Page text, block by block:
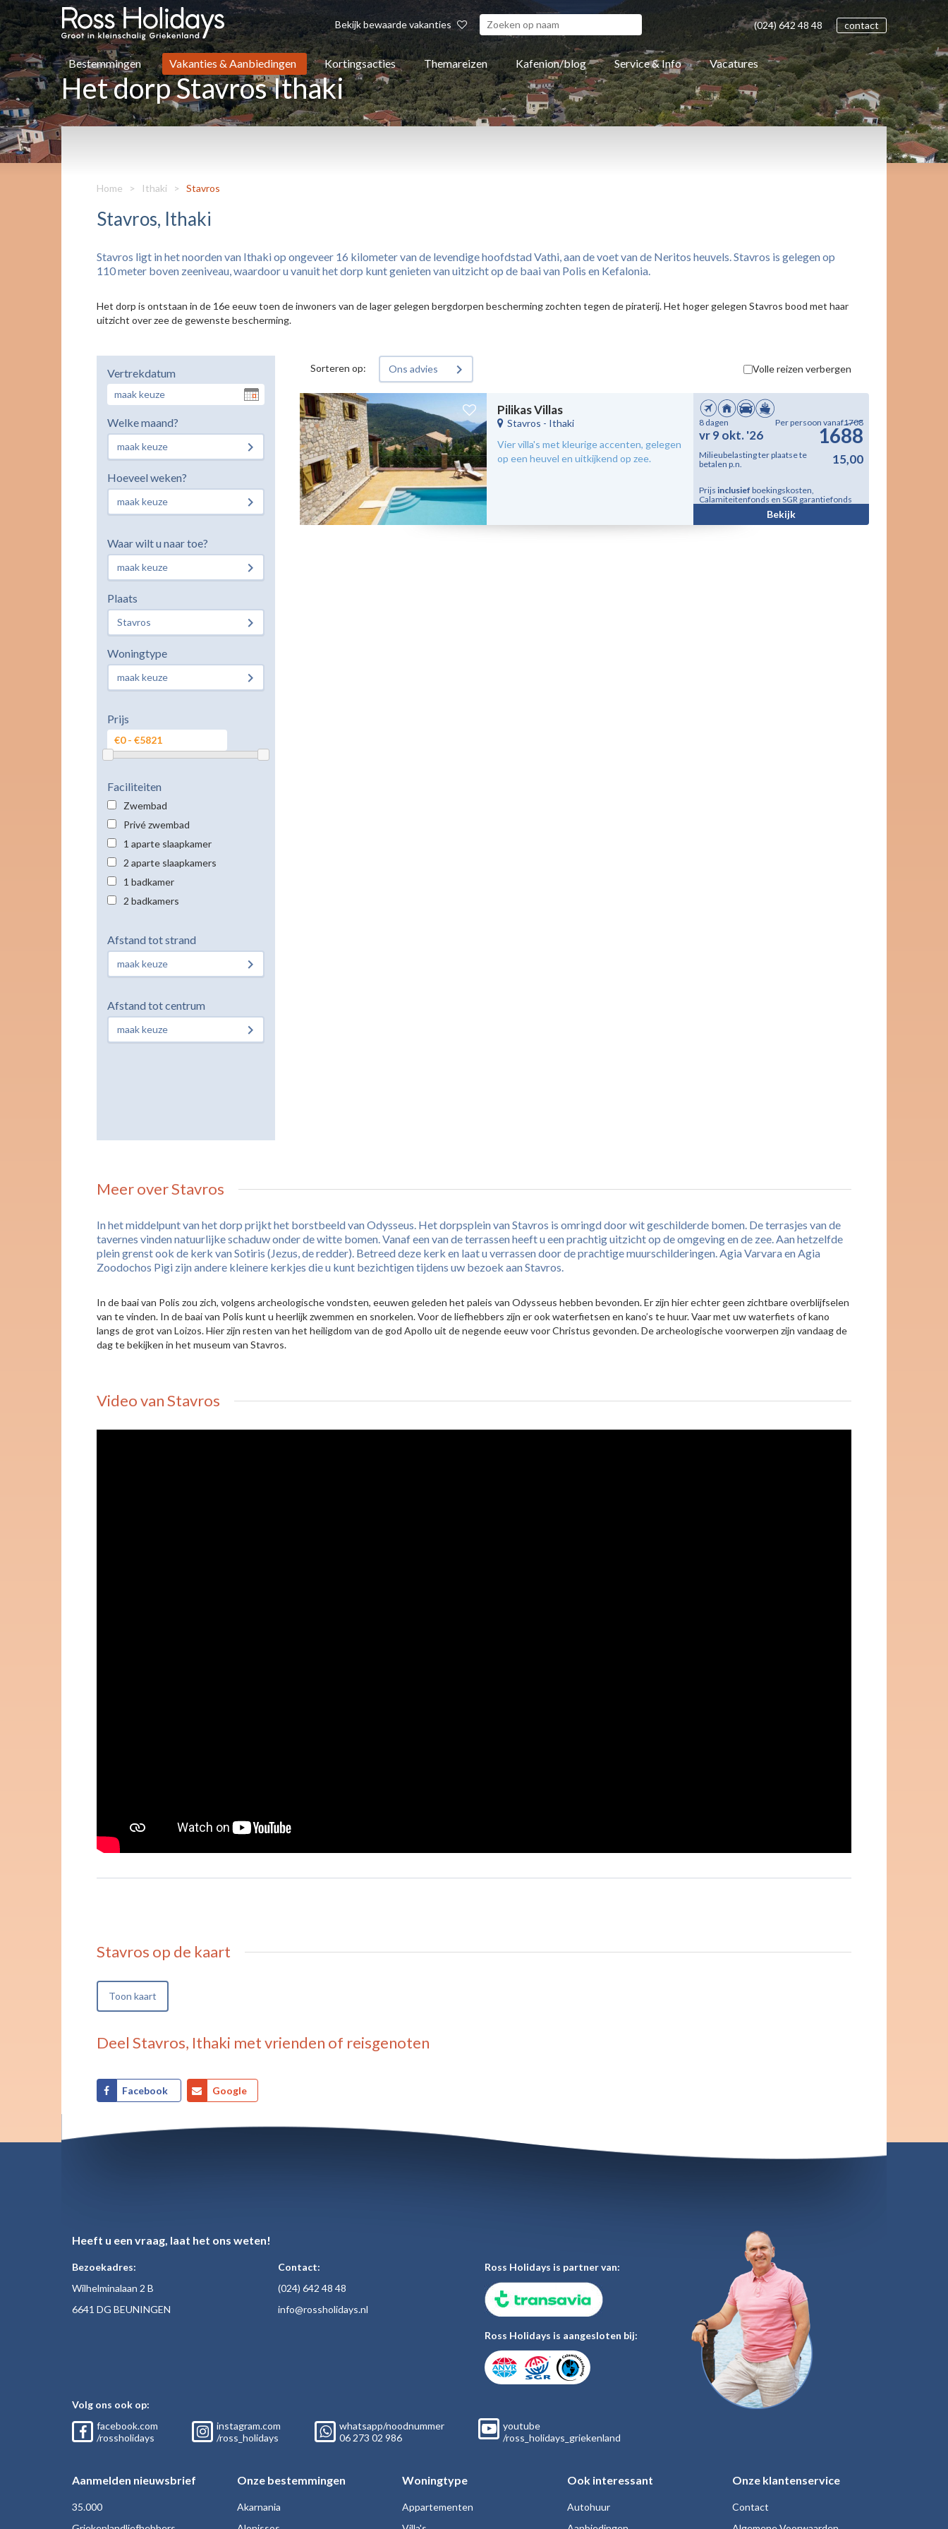
Bekijk bewaarde vakanties (024)642 4848 contact
Bestemmingen Vakanties & Aanbiedingen Kortingsacties Themareizen Kafenion/blog Service & Info Vacatures
Het dorp Stavros Ithaki
Home > Ithaki > Stavros
Stavros, Ithaki
Stavros ligt in het noorden van Ithaki op ongeveer 16 kilometer van de levendige hoofdstad Vathi, aan de voet van de Neritos heuvels. Stavros is gelegen op
110 meter boven zeeniveau, waardoor u vanuit het dorp kunt genieten van uitzicht op de baai van Polis en Kefalonia.
Het dorp is ontstaan in de 16e eeuw toen de inwoners van de lager gelegen bergdorpen bescherming zochten tegen de piraterij. Het hoger gelegen Stavros bood met haar
uitzicht over zee de gewenste bescherming.
Vertrekdatum
Welke maand?
maak keuze
Hoeveel weken?
maak keuze
Waar wilt u naar toe?
maak keuze
Plaats
Stavros
Woningtype
maak keuze
Prijs
Faciliteiten
Zwembad
Privé zwembad
1 aparte slaapkamer
2 aparte slaapkamers
1 badkamer
2 badkamers
Afstand tot strand
maak keuze
Afstand tot centrum
maak keuze
Sorteren op: Ons advies Volle reizen verbergen
Pilikas Villas
Stavros - Ithaki
Vier villa's met kleurige accenten, gelegen
op een heuvel en uitkijkend op zee.
8 dagen
vr 9 okt. '26
Per persoon vanaf1708
1688
Milieubelasting ter plaatse te
betalen p.n.
15,00
Prijs inclusief boekingskosten,
Calamiteitenfonds en SGR garantiefonds
Bekijk
Meer over Stavros
In het middelpunt van het dorp prijkt het borstbeeld van Odysseus. Het dorpsplein van Stavros is omringd door wit geschilderde bomen. De terrasjes van de
tavernes vinden natuurlijke schaduw onder de witte bomen. Vanaf een van de terrassen heeft u een prachtig uitzicht op de omgeving en de zee. Aan hetzelfde
plein grenst ook de kerk van Sotiris (Jezus, de redder). Betreed deze kerk en laat u verrassen door de prachtige muurschilderingen. Agia Varvara en Agia
Zoodochos Pigi zijn andere kleinere kerkjes die u kunt bezichtigen tijdens uw bezoek aan Stavros.
In de baai van Polis zou zich, volgens archeologische vondsten, eeuwen geleden het paleis van Odysseus hebben bevonden. Er zijn hier echter geen zichtbare overblijfselen
van te vinden. In de baai van Polis kunt u heerlijk zwemmen en snorkelen. Voor de liefhebbers zijn er ook waterfietsen en kano’s te huur. Vaar met uw waterfiets of kano
langs de grot van Loizos. Hier zijn resten van het heiligdom van de god Apollo uit de negende eeuw voor Christus gevonden. De archeologische voorwerpen zijn vandaag de
dag te bekijken in het museum van Stavros.
Video van Stavros
Stavros op de kaart
Toon kaart
Deel Stavros, Ithaki met vrienden of reisgenoten
Facebook Google
Heeft u een vraag, laat het ons weten!
Bezoekadres:
Wilhelminalaan 2 B
6641 DG BEUNINGEN
Contact:
(024) 642 48 48
info@rossholidays.nl
Ross Holidays is partner van:
Ross Holidays is aangesloten bij:
Volg ons ook op:
facebook.com
/rossholidays
instagram.com
/ross_holidays
whatsapp/noodnummer
06 273 02 986
youtube
/ross_holidays_griekenland
Aanmelden nieuwsbrief
35.000
Onze bestemmingen
Akarnania
Woningtype
Appartementen
Ook interessant
Autohuur
Onze klantenservice
Contact